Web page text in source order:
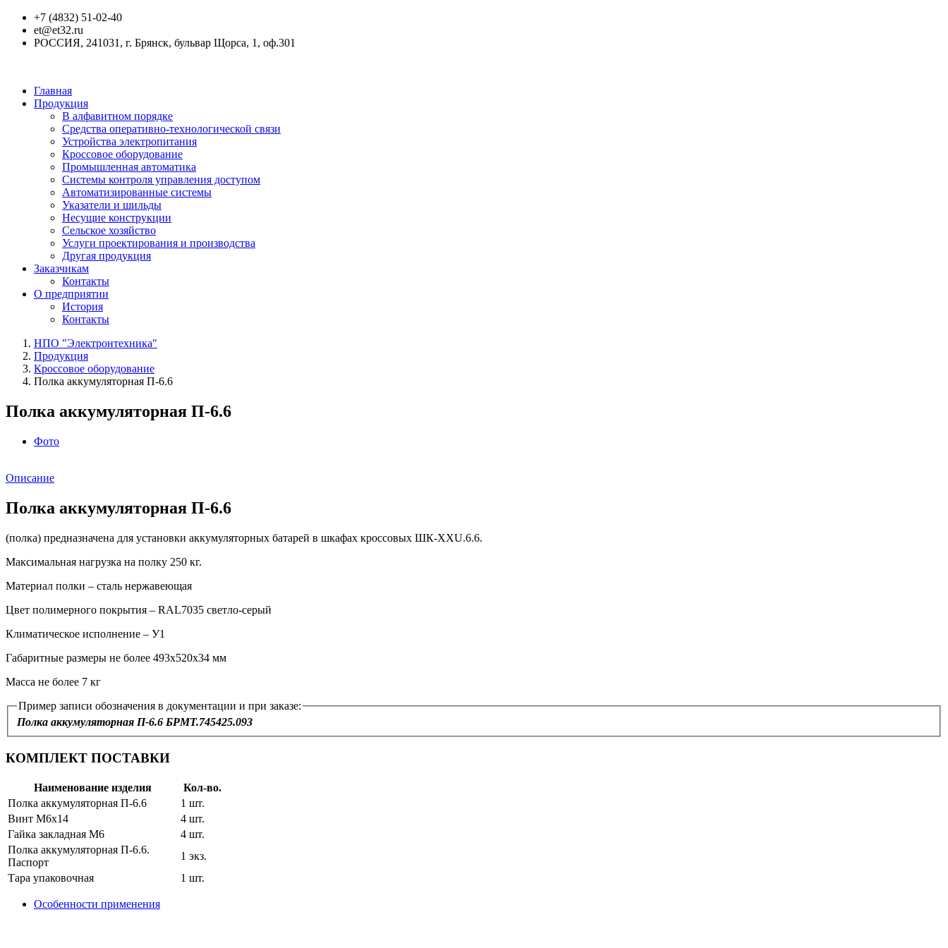
+7 (4832) 51-02-40
et@et32.ru
РОССИЯ, 241031, г. Брянск, бульвар Щорса, 1, оф.301
Главная
Продукция
В алфавитном порядке
Средства оперативно-технологической связи
Устройства электропитания
Кроссовое оборудование
Промышленная автоматика
Системы контроля управления доступом
Автоматизированные системы
Указатели и шильды
Несущие конструкции
Сельское хозяйство
Услуги проектирования и производства
Другая продукция
Заказчикам
Контакты
О предприятии
История
Контакты
НПО "Электронтехника"
Продукция
Кроссовое оборудование
Полка аккумуляторная П-6.6
Полка аккумуляторная П-6.6
Фото
Описание
Полка аккумуляторная П-6.6
(полка) предназначена для установки аккумуляторных батарей в шкафах кроссовых ШК-ХХU.6.6.
Максимальная нагрузка на полку 250 кг.
Материал полки – сталь нержавеющая
Цвет полимерного покрытия – RAL7035 светло-серый
Климатическое исполнение – У1
Габаритные размеры не более 493х520х34 мм
Масса не более 7 кг
Пример записи обозначения в документации и при заказе:
Полка аккумуляторная П-6.6 БРМТ.745425.093
КОМПЛЕКТ ПОСТАВКИ
Наименование изделия
Кол-во.
Полка аккумуляторная П-6.6
1 шт.
Винт M6x14
4 шт.
Гайка закладная М6
4 шт.
Полка аккумуляторная П-6.6.
Паспорт
1 экз.
Тара упаковочная
1 шт.
Особенности применения